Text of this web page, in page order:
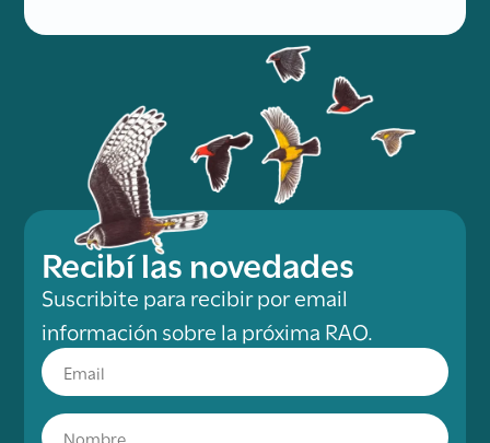
Recibí las novedades
Suscribite para recibir por email
información sobre la próxima RAO.